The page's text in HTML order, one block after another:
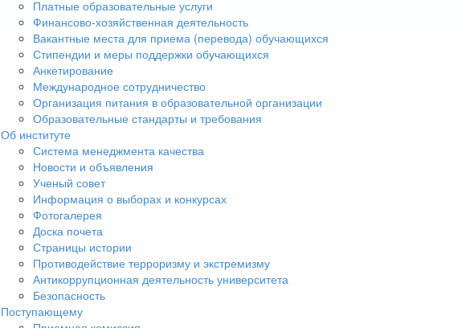
Платные образовательные услуги
Финансово-хозяйственная деятельность
Вакантные места для приема (перевода) обучающихся
Стипендии и меры поддержки обучающихся
Анкетирование
Международное сотрудничество
Организация питания в образовательной организации
Образовательные стандарты и требования
Об институте
Система менеджмента качества
Новости и объявления
Ученый совет
Информация о выборах и конкурсах
Фотогалерея
Доска почета
Страницы истории
Противодействие терроризму и экстремизму
Антикоррупционная деятельность университета
Безопасность
Поступающему